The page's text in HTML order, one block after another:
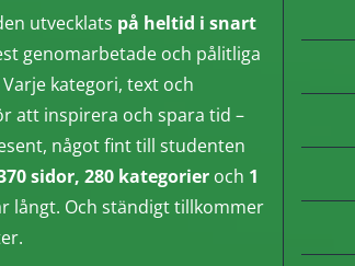
utvecklats på heltid i snart
genomarbetade och pålitliga
kategori, text och
att inspirera och spara tid –
något fint till studenten
sidor, 280 kategorieroch 1
långt. Och ständigt tillkommer